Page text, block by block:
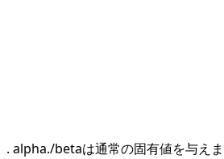
. alpha./betaは通常の固有値を与え